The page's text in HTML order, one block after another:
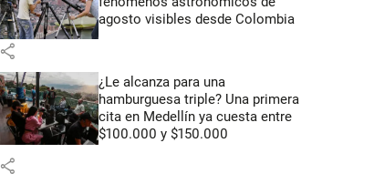
agosto visibles desde Colombia
share
¿Le alcanza para una
hamburguesa triple? Una primera
cita en Medellín ya cuesta entre
$100.000 y $150.000
share